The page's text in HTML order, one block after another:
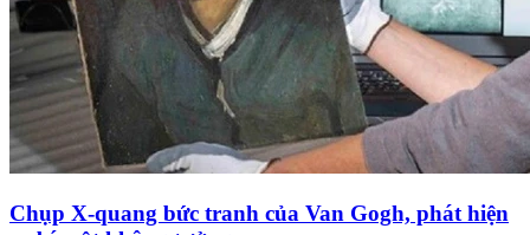
Chụp X-quang bức tranh của Van Gogh, phát hiện